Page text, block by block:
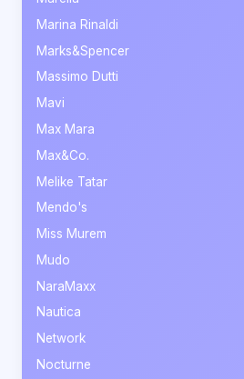
Marina Rinaldi
Marks&Spencer
Massimo Dutti
Mavi
Max Mara
Max&Co.
Melike Tatar
Mendo's
Miss Murem
Mudo
NaraMaxx
Nautica
Network
Nocturne